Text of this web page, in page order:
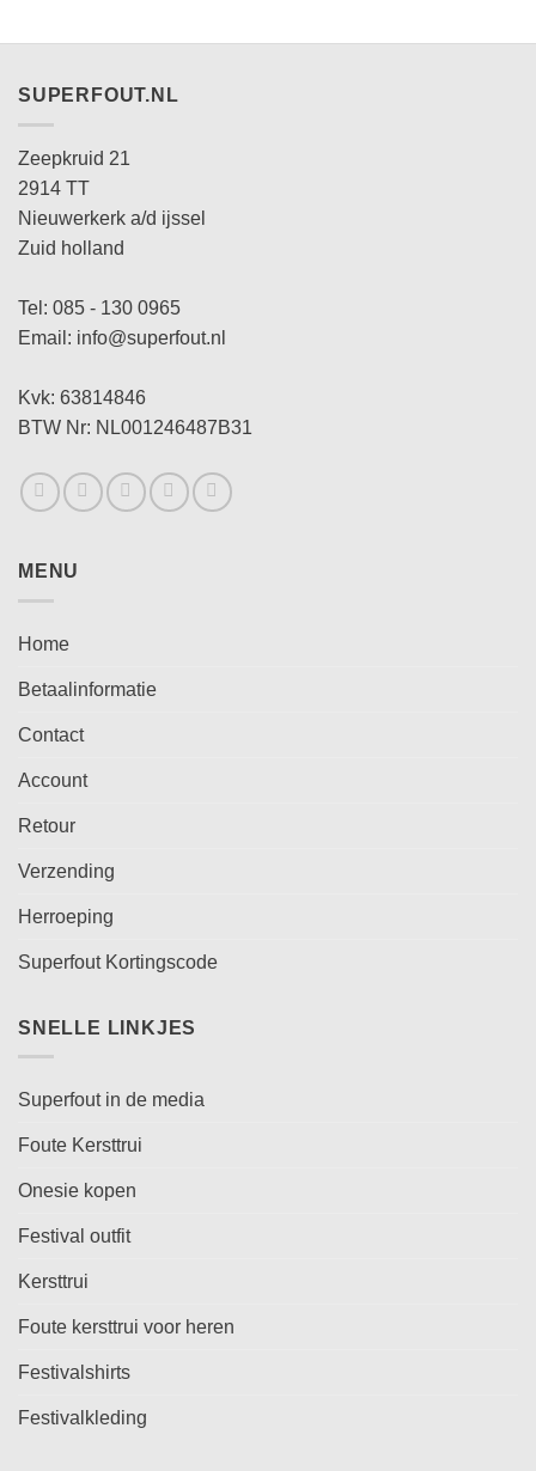
SUPERFOUT.NL
Zeepkruid 21
2914 TT
Nieuwerkerk a/d ijssel
Zuid holland
Tel: 085 - 130 0965
Email: info@superfout.nl
Kvk: 63814846
BTW Nr: NL001246487B31
MENU
Home
Betaalinformatie
Contact
Account
Retour
Verzending
Herroeping
Superfout Kortingscode
SNELLE LINKJES
Superfout in de media
Foute Kersttrui
Onesie kopen
Festival outfit
Kersttrui
Foute kersttrui voor heren
Festivalshirts
Festivalkleding